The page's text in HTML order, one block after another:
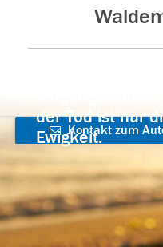
der Tod ist nur
Ewigkeit.
Kontakt zum
aufnehmen